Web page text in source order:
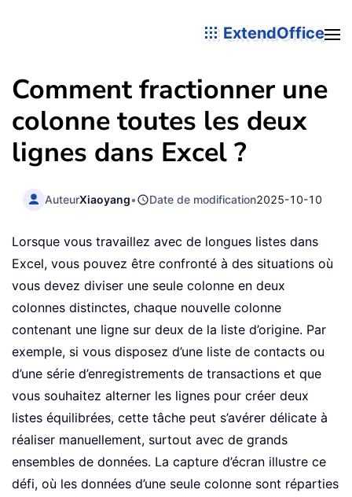
ExtendOffice
Comment fractionner une
colonne toutes les deux
lignes dans Excel ?
AuteurXiaoyang• Date de modification2025-10-10
Lorsque vous travaillez avec de longues listes dans
Excel, vous pouvez être confronté à des situations où
vous devez diviser une seule colonne en deux
colonnes distinctes, chaque nouvelle colonne
contenant une ligne sur deux de la liste d’origine. Par
exemple, si vous disposez d’une liste de contacts ou
d’une série d’enregistrements de transactions et que
vous souhaitez alterner les lignes pour créer deux
listes équilibrées, cette tâche peut s’avérer délicate à
réaliser manuellement, surtout avec de grands
ensembles de données. La capture d’écran illustre ce
défi, où les données d’une seule colonne sont réparties